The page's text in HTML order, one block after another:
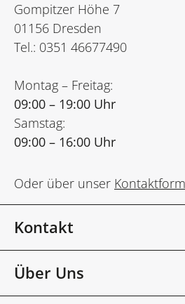
Gompitzer Höhe 7
01156 Dresden
Tel.: 0351 46677490
Montag – Freitag:
09:00 – 19:00 Uhr
Samstag:
09:00 – 16:00 Uhr
Oder über unser
Kontakt
Über Uns